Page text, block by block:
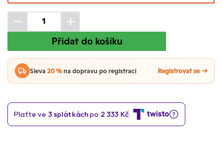
Přidat do košíku
Sleva20 %na dopravu po registraci Registrovat se